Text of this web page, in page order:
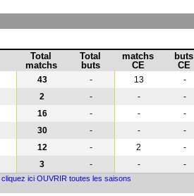
Total
matchs
Total
buts
matchs
CE
buts
CE
43 - 13
-
2 - -
-
16 - -
-
30 - -
-
12 - 2
-
3 - - -
cliquez ici OUVRIR toutes les saisons